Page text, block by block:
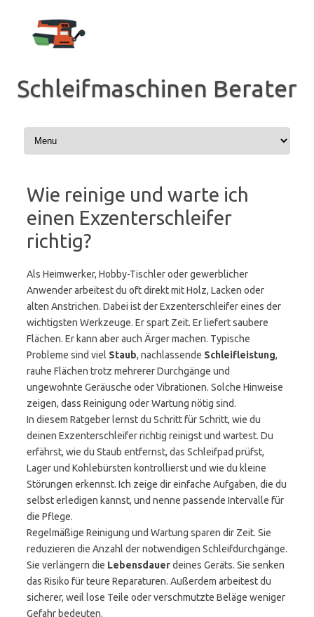
springen
Schleifmaschinen Berater
Wie reinige und warte ich
einen Exzenterschleifer
richtig?
Als Heimwerker, Hobby-Tischler oder gewerblicher
Anwender arbeitest du oft direkt mit Holz, Lacken oder
alten Anstrichen. Dabei ist der Exzenterschleifer eines der
wichtigsten Werkzeuge. Er spart Zeit. Er liefert saubere
Flächen. Er kann aber auch Ärger machen. Typische
Probleme sind viel Staub, nachlassende Schleifleistung,
rauhe Flächen trotz mehrerer Durchgänge und
ungewohnte Geräusche oder Vibrationen. Solche Hinweise
zeigen, dass Reinigung oder Wartung nötig sind.
In diesem Ratgeber lernst du Schritt für Schritt, wie du
deinen Exzenterschleifer richtig reinigst und wartest. Du
erfährst, wie du Staub entfernst, das Schleifpad prüfst,
Lager und Kohlebürsten kontrollierst und wie du kleine
Störungen erkennst. Ich zeige dir einfache Aufgaben, die du
selbst erledigen kannst, und nenne passende Intervalle für
die Pflege.
Regelmäßige Reinigung und Wartung sparen dir Zeit. Sie
reduzieren die Anzahl der notwendigen Schleifdurchgänge.
Sie verlängern die Lebensdauerdeines Geräts. Sie senken
das Risiko für teure Reparaturen. Außerdem arbeitest du
sicherer, weil lose Teile oder verschmutzte Beläge weniger
Gefahr bedeuten.